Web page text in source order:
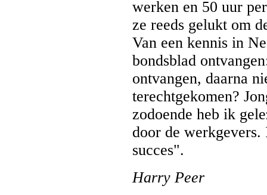
werken en 50 uur
ze reeds gelukt om
Van een kennis in
bondsblad
ontvangen, daarna
terechtgekomen?
zodoende heb ik
door de
succes".
Harry Peer